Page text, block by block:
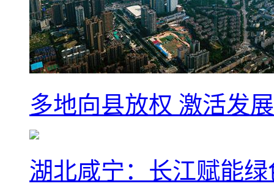
多地向县放权 激活发
湖北咸宁：长江赋能